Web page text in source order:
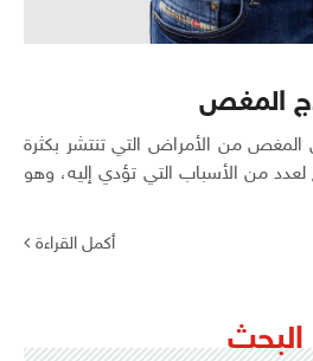
المغص
من الأمراض التي تنتشر بكثرة
من الأسباب التي تؤدي إليه، وهو
أكمل القراءة
البحث